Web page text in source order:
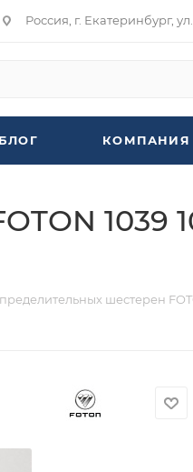
Россия, г. Екатеринбург,
БЛОГ КОМПАНИЯ
1039
шестерен